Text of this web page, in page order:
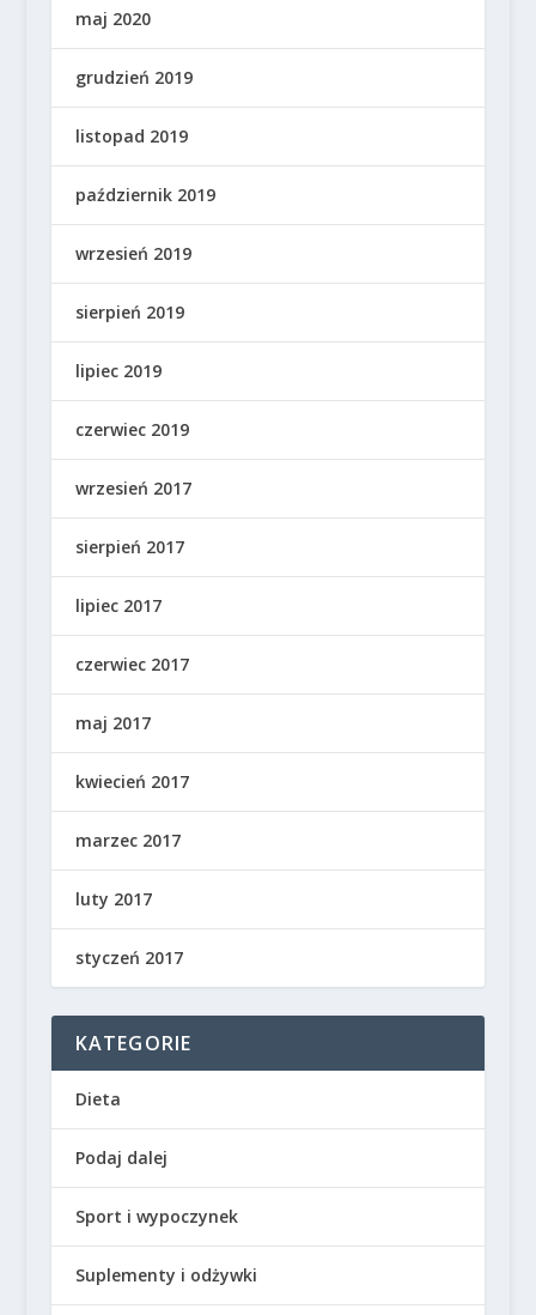
maj 2020
grudzień 2019
listopad 2019
październik 2019
wrzesień 2019
sierpień 2019
lipiec 2019
czerwiec 2019
wrzesień 2017
sierpień 2017
lipiec 2017
czerwiec 2017
maj 2017
kwiecień 2017
marzec 2017
luty 2017
styczeń 2017
KATEGORIE
Dieta
Podaj dalej
Sport i wypoczynek
Suplementy i odżywki